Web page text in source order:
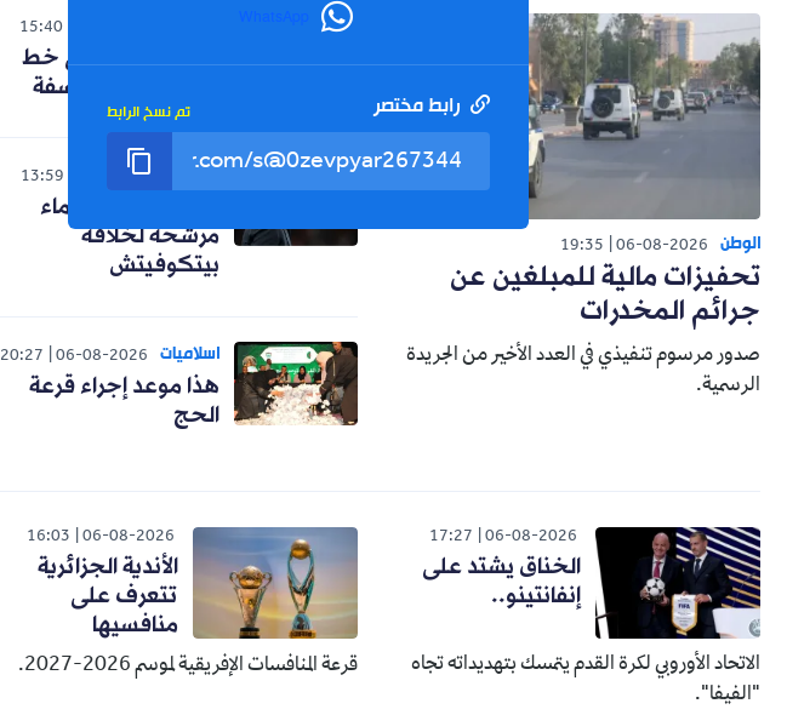
WhatsApp
رابط مختصر تم نسخ الرابط
الوطن 06-08-2026
19:35
تحفيزات مالية للمبلغين عن
جرائم المخدرات
صدور مرسوم تنفيذي في العدد الأخير من الجريدة
الرسمية.
15:40
حنون تدخل على خط
الجدل حول الفلسفة
رياضة 06-08-2026
13:59
رسميا.. ثلاثة أسماء
مرشحة لخلافة
بيتكوفيتش
اسلاميات 06-08-2026
20:27
هذا موعد إجراء قرعة
الحج
06-08-2026
17:27
الخناق يشتد على
إنفانتينو..
الاتحاد الأوروبي لكرة القدم يتمسك بتهديداته تجاه
"الفيفا".
06-08-2026
16:03
الأندية الجزائرية
تتعرف على
منافسيها
قرعة المنافسات الإفريقية لموسم 2026-2027.